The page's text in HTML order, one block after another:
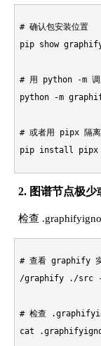
# 确认包安装位置
pip show
# 用 python -m 调
python -m
# 或者用 pipx 隔离
2. 图谱节点极少
检查
# 查看 graphify 实
/graphify ./src
# 检查
cat